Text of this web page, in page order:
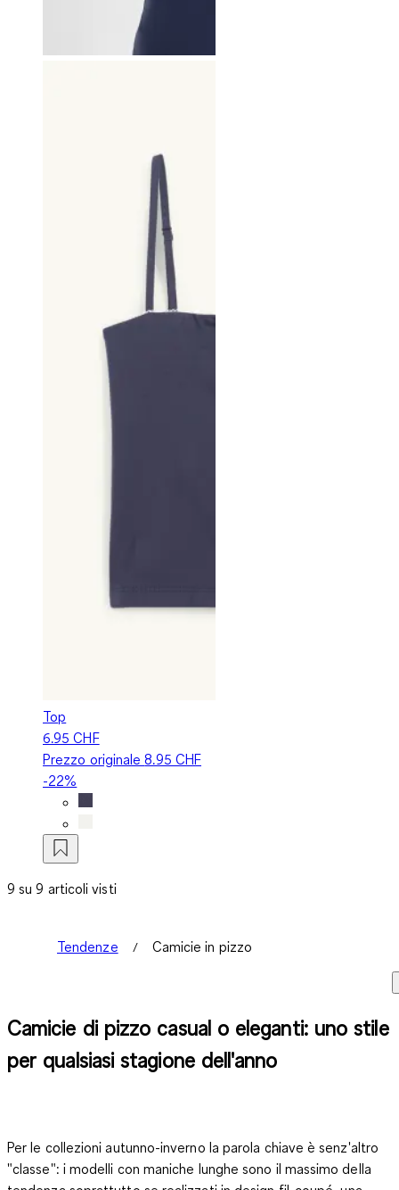
Top
6.95 CHF
Prezzo originale8.95 CHF
-22%
9 su 9 articoli visti
Tendenze Camicie in pizzo
Camicie di pizzo casual o eleganti: uno stile
per qualsiasi stagione dell'anno
Per le collezioni autunno-inverno la parola chiave è senz'altro
"classe": i modelli con maniche lunghe sono il massimo della